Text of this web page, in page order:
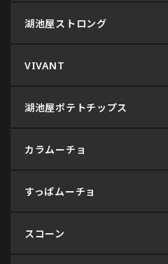
湖池屋ストロング
VIVANT
湖池屋ポテトチップス
カラムーチョ
すっぱムーチョ
スコーン